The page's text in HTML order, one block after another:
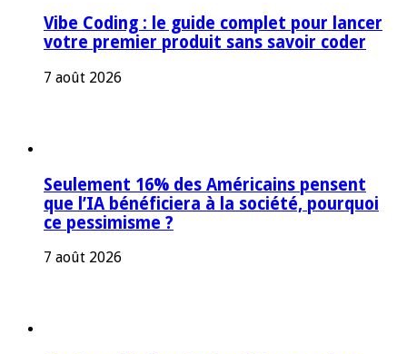
Vibe Coding : le guide complet pour lancer
votre premier produit sans savoir coder
7 août 2026
Seulement 16% des Américains pensent
que l’IA bénéficiera à la société, pourquoi
ce pessimisme ?
7 août 2026